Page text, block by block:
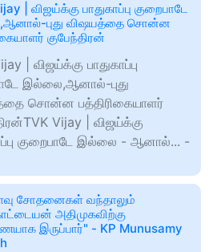
| விஜய்க்கு பாதுகாப்பு குறைபாடே
புது விஷயத்தை சொன்ன
குபேந்திரன்
| விஜய்க்கு பாதுகாப்பு
இல்லை,ஆனால்-புது
சொன்ன பத்திரிகையாளர்
Vijay | விஜய்க்கு
குறைபாடே இல்லை - ஆனால்... -
சோதனைகள் வந்தாலும்
அதிமுகவிற்கு
இருப்பார்" - KP Munusamy